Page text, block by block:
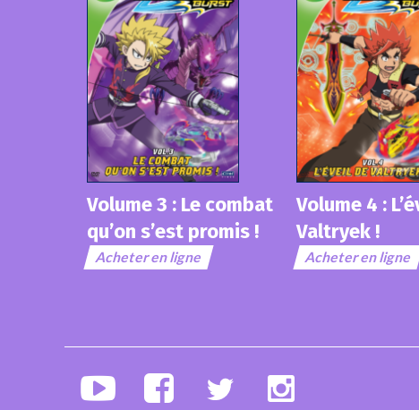
Volume 3 : Le combat
qu’on s’est promis !
Acheter en ligne
Volume 4 :
Valtryek !
Acheter en ligne